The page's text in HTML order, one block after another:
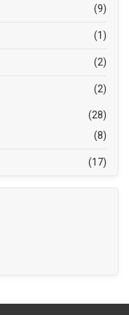
(9)
(1)
(2)
(2)
(28)
(8)
(17)